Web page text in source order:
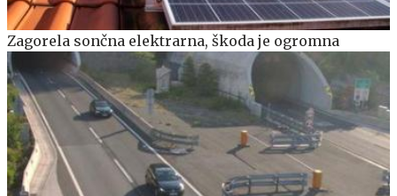
Zagorela sončna elektrarna, škoda je ogromna